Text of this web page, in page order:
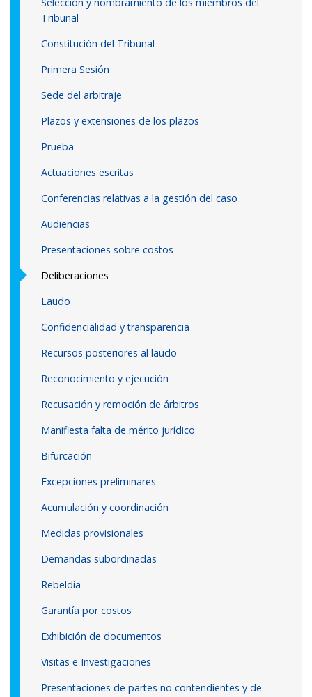
Tribunal
Constitución del Tribunal
Primera Sesión
Sede del arbitraje
Plazos y extensiones de los plazos
Prueba
Actuaciones escritas
Conferencias relativas a la gestión del caso
Audiencias
Presentaciones sobre costos
Deliberaciones
Laudo
Confidencialidad y transparencia
Recursos posteriores al laudo
Reconocimiento y ejecución
Recusación y remoción de árbitros
Manifiesta falta de mérito jurídico
Bifurcación
Excepciones preliminares
Acumulación y coordinación
Medidas provisionales
Demandas subordinadas
Rebeldía
Garantía por costos
Exhibición de documentos
Visitas e Investigaciones
Presentaciones de partes no contendientes y de